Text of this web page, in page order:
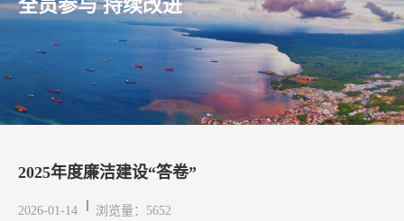
全员参与 持续改进
2025年度廉洁建设“答卷”
2026-01-14 浏览量：5652